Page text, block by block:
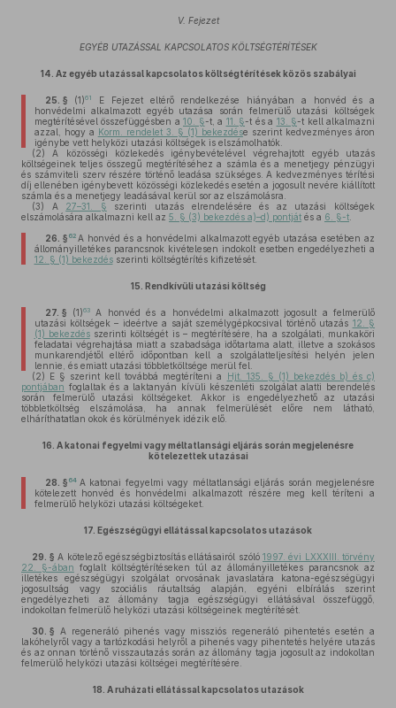
V. Fejezet
EGYÉB UTAZÁSSAL KAPCSOLATOS KÖLTSÉGTÉRÍTÉSEK
14. Az egyéb utazással kapcsolatos költségtérítések közös szabályai
25. § (1)61
E Fejezet eltérő rendelkezése hiányában a honvéd és a
honvédelmi alkalmazott egyéb utazása során felmerülő utazási költségek
megtérítésével összefüggésben a 10. §-t, a 11. §-t és a 13. §-t kell alkalmazni
azzal, hogy a Korm. rendelet 3. § (1) bekezdése szerint kedvezményes áron
igénybe vett helyközi utazási költségek is elszámolhatók.
(2) A közösségi közlekedés igénybevételével végrehajtott egyéb utazás
költségeinek teljes összegű megtérítéséhez a számla és a menetjegy pénzügyi
és számviteli szerv részére történő leadása szükséges. A kedvezményes térítési
díj ellenében igénybevett közösségi közlekedés esetén a jogosult nevére kiállított
számla és a menetjegy leadásával kerül sor az elszámolásra.
(3) A 27–31. § szerinti utazás elrendelésére és az utazási költségek
elszámolására alkalmazni kell az 5. § (3) bekezdés a)–d) pontját és a 6. §-t
26. § 62 A honvéd és a honvédelmi alkalmazott egyéb utazása esetében az
állományilletékes parancsnok kivételesen indokolt esetben engedélyezheti a
12. § (1) bekezdésszerinti költségtérítés kifizetését.
15. Rendkívüli utazási költség
27. § (1)63A honvéd és a honvédelmi alkalmazott jogosult a felmerülő
utazási költségek – ideértve a saját személygépkocsival történő utazás 12. §
(1) bekezdésszerinti költségét is – megtérítésére, ha a szolgálati, munkaköri
feladatai végrehajtása miatt a szabadsága időtartama alatt, illetve a szokásos
munkarendjétől eltérő időpontban kell a szolgálatteljesítési helyén jelen
lennie, és emiatt utazási többletköltsége merül fel.
(2) E § szerint kell továbbá megtéríteni a
Hjt. 135. § (1) bekezdés b) és c)
pontjában foglaltak és a laktanyán kívüli készenléti szolgálat alatti berendelés
során felmerülő utazási költségeket. Akkor is engedélyezhető az utazási
többletköltség elszámolása, ha annak felmerülését előre nem látható,
elháríthatatlan okok és körülmények idézik elő.
16. A katonai fegyelmi vagy méltatlansági eljárás során megjelenésre
kötelezettek utazásai
28. § 64 A katonai fegyelmi vagy méltatlansági eljárás során megjelenésre
kötelezett honvéd és honvédelmi alkalmazott részére meg kell téríteni a
felmerülő helyközi utazási költségeket.
17. Egészségügyi ellátással kapcsolatos utazások
29. § A kötelező egészségbiztosítás ellátásairól szóló 1997. évi LXXXIII. törvény
22. §-ában foglalt költségtérítéseken túl az állományilletékes parancsnok az
illetékes egészségügyi szolgálat orvosának javaslatára katona-egészségügyi
jogosultság vagy szociális ráutaltság alapján, egyéni elbírálás szerint
engedélyezheti az állomány tagja egészségügyi ellátásával összefüggő,
indokoltan felmerülő helyközi utazási költségeinek megtérítését.
30. § A regeneráló pihenés vagy missziós regeneráló pihentetés esetén a
lakóhelyről vagy a tartózkodási helyről a pihenés vagy pihentetés helyére utazás
és az onnan történő visszautazás során az állomány tagja jogosult az indokoltan
felmerülő helyközi utazási költségei megtérítésére.
18. A ruházati ellátással kapcsolatos utazások